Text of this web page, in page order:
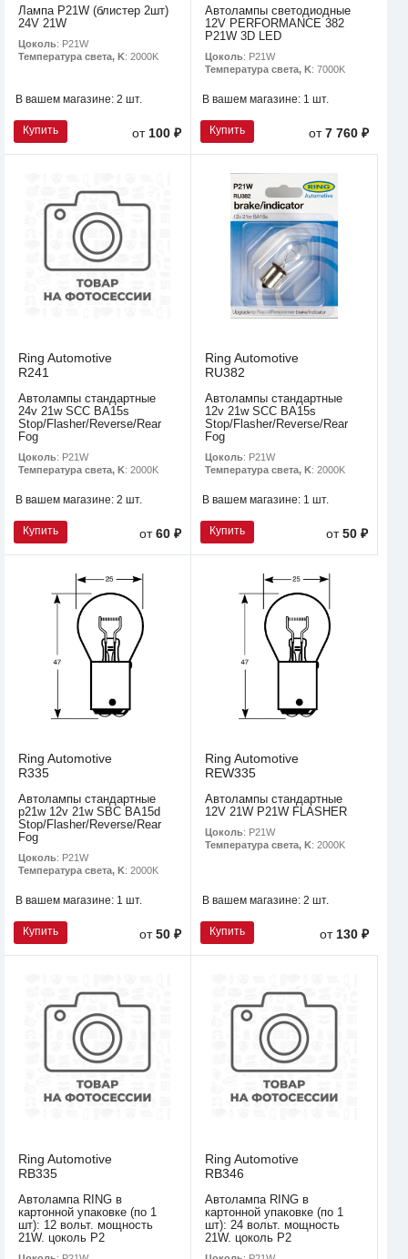
Лампа P21W (блистер 2шт)
24V 21W
Цоколь: P21W
Температура света, K: 2000K
В вашем магазине: 2 шт.
Купить от 100 ₽
Автолампы светодиодные
12V PERFORMANCE 382
P21W 3D LED
Цоколь: P21W
Температура света, K: 7000K
В вашем магазине: 1 шт.
Купить от7 760 ₽
Ring Automotive
R241
Автолампы стандартные
24v 21w SCC BA15s
Stop/Flasher/Reverse/Rear
Fog
Цоколь: P21W
Температура света, K: 2000K
В вашем магазине: 2 шт.
Купить от60 ₽
Ring Automotive
RU382
Автолампы стандартные
12v 21w SCC BA15s
Stop/Flasher/Reverse/Rear
Fog
Цоколь: P21W
Температура света, K: 2000K
В вашем магазине: 1 шт.
Купить от50 ₽
Ring Automotive
R335
Автолампы стандартные
p21w 12v 21w SBC BA15d
Stop/Flasher/Reverse/Rear
Fog
Цоколь: P21W
Температура света, K: 2000K
В вашем магазине: 1 шт.
Купить от50 ₽
Ring Automotive
REW335
Автолампы стандартные
12V 21W P21W FLASHER
Цоколь: P21W
Температура света, K: 2000K
В вашем магазине: 2 шт.
Купить от 130 ₽
Ring Automotive
RB335
Автолампа RING в
картонной упаковке (по 1
шт): 12 вольт. мощность
21W. цоколь P2
Ring Automotive
RB346
Автолампа RING в
картонной упаковке (по 1
шт): 24 вольт. мощность
21W. цоколь P2